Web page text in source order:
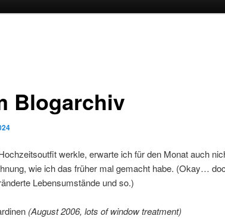
Blogarchiv
werkle, erwarte ich für den Monat auch
wie ich das früher mal gemacht habe. (Okay…
Lebensumstände und so.)
(August 2006, lots of window treatment)